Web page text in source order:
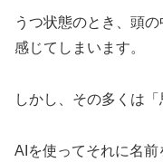
うつ状態のとき、頭
感じてしまいます。
しかし、その多くは「
AIを使ってそれに名前